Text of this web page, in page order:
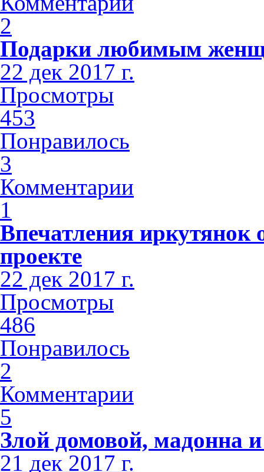
2
Подарки любимым
22 дек 2017 г.
Просмотры
453
Понравилось
3
Комментарии
1
Впечатления иркутянок
проекте
22 дек 2017 г.
Просмотры
486
Понравилось
2
Комментарии
5
Злой домовой, мадонна
21 дек 2017 г.